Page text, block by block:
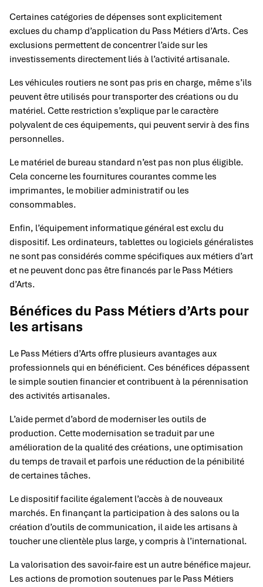
Certaines catégories de dépenses sont explicitement
exclues du champ d’application du Pass Métiers d’Arts. Ces
exclusions permettent de concentrer l’aide sur les
investissements directement liés à l’activité artisanale.
Les véhicules routiers ne sont pas pris en charge, même s’ils
peuvent être utilisés pour transporter des créations ou du
matériel. Cette restriction s’explique par le caractère
polyvalent de ces équipements, qui peuvent servir à des fins
personnelles.
Le matériel de bureau standard n’est pas non plus éligible.
Cela concerne les fournitures courantes comme les
imprimantes, le mobilier administratif ou les
consommables.
Enfin, l’équipement informatique général est exclu du
dispositif. Les ordinateurs, tablettes ou logiciels généralistes
ne sont pas considérés comme spécifiques aux métiers d’art
et ne peuvent donc pas être financés par le Pass Métiers
d’Arts.
Bénéfices du Pass Métiers d’Arts pour
les artisans
Le Pass Métiers d’Arts offre plusieurs avantages aux
professionnels qui en bénéficient. Ces bénéfices dépassent
le simple soutien financier et contribuent à la pérennisation
des activités artisanales.
L’aide permet d’abord de moderniser les outils de
production. Cette modernisation se traduit par une
amélioration de la qualité des créations, une optimisation
du temps de travail et parfois une réduction de la pénibilité
de certaines tâches.
Le dispositif facilite également l’accès à de nouveaux
marchés. En finançant la participation à des salons ou la
création d’outils de communication, il aide les artisans à
toucher une clientèle plus large, y compris à l’international.
La valorisation des savoir-faire est un autre bénéfice majeur.
Les actions de promotion soutenues par le Pass Métiers